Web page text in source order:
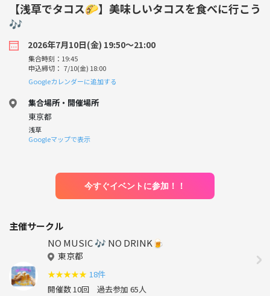
【浅草でタコス🌮】美味しいタコスを食べに行こう
🎶
2026年7月10日(金) 19:50〜21:00
集合時刻：19:45
申込締切： 7/10(金) 18:00
Googleカレンダーに追加する
集合場所・開催場所
東京都
浅草
Googleマップで表示
今すぐイベントに参加！！
主催サークル
NO MUSIC 🎶 NO DRINK🍺
東京都
★★★★★ 18件
開催数 10回 過去参加 65人